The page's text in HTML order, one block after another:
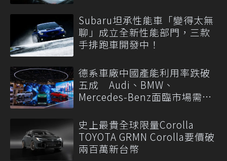
Subaru坦承性能車「變得太無
聊」成立全新性能部門，三款
手排跑車開發中！
德系車廠中國產能利用率跌破
五成 Audi、BMW、
Mercedes-Benz面臨市場需求
史上最貴全球限量Corolla
TOYOTA GRMN Corolla要價破
兩百萬新台幣